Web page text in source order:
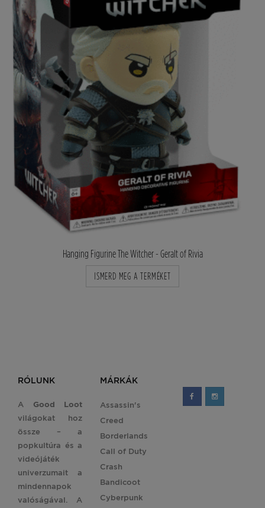
Hanging Figurine The Witcher - Geralt of Rivia
ISMERD MEG A TERMÉKET
RÓLUNK
A Good Loot
világokat hoz
össze – a
popkultúra és a
videójáték
univerzumait a
mindennapok
valóságával. A
MÁRKÁK
Assassin's
Creed
Borderlands
Call of Duty
Crash
Bandicoot
Cyberpunk